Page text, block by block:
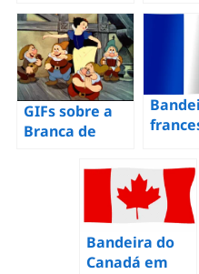
Agitando
bandeiras do
Japão – Baixe
de graça!
GIFs sobre a
Branca de
tricolor
graça
Bandeira do
Canadá em